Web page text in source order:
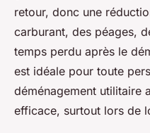
retour, donc une
carburant, des péages,
temps perdu après le
est idéale pour toute
déménagement utilitaire
efficace, surtout lors de